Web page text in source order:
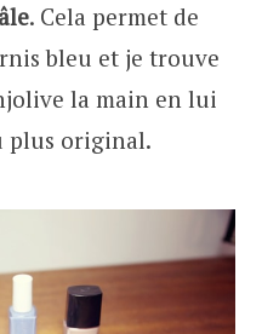
. Cela permet de
bleu et je trouve
la main en lui
plus original.